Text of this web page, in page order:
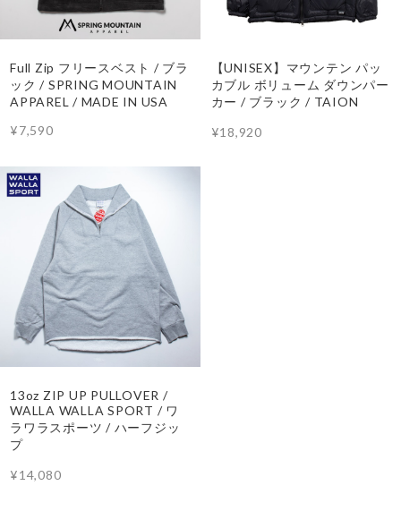
Full Zip フリースベスト / ブラ
ック / SPRING MOUNTAIN
APPAREL / MADE IN USA
¥7,590
【UNISEX】マウンテン パッ
カブル ボリューム ダウンパー
カー / ブラック / TAION
¥18,920
13oz ZIP UP PULLOVER /
WALLA WALLA SPORT / ワ
ラワラスポーツ / ハーフジッ
プ
¥14,080